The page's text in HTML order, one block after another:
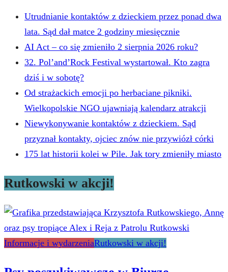
Utrudnianie kontaktów z dzieckiem przez ponad dwa
lata. Sąd dał matce 2 godziny miesięcznie
AI Act – co się zmieniło 2 sierpnia 2026 roku?
32. Pol’and’Rock Festival wystartował. Kto zagra
dziś i w sobotę?
Od strażackich emocji po herbaciane pikniki.
Wielkopolskie NGO ujawniają kalendarz atrakcji
Niewykonywanie kontaktów z dzieckiem. Sąd
przyznał kontakty, ojciec znów nie przywiózł córki
175 lat historii kolei w Pile. Jak tory zmieniły miasto
Rutkowski w akcji!
Informacje i wydarzeniaRutkowski w akcji!